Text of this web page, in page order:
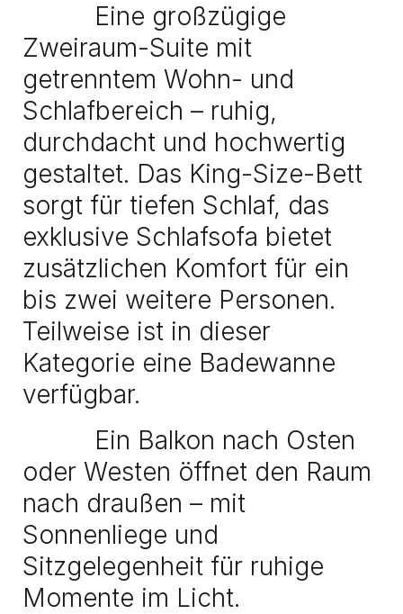
Eine großzügige
Zweiraum-Suite mit
getrenntem Wohn- und
Schlafbereich – ruhig,
durchdacht und hochwertig
gestaltet. Das King-Size-Bett
sorgt für tiefen Schlaf, das
exklusive Schlafsofa bietet
zusätzlichen Komfort für ein
bis zwei weitere Personen.
Teilweise ist in dieser
Kategorie eine Badewanne
verfügbar.
Ein Balkon nach Osten
oder Westen öffnet den Raum
nach draußen – mit
Sonnenliege und
Sitzgelegenheit für ruhige
Momente im Licht.